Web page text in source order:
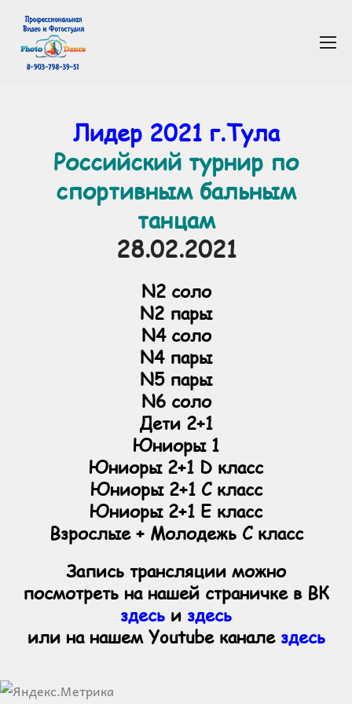
Лидер 2021 г.Тула
Российский турнир по
спортивным бальным
танцам
28.02.2021
N2 соло
N2 пары
N4 соло
N4 пары
N5 пары
N6 соло
Дети 2+1
Юниоры 1
Юниоры 2+1 D класс
Юниоры 2+1 С класс
Юниоры 2+1 Е класс
Взрослые + Молодежь С класс
Запись трансляции можно
здесь и здесь
или на нашем Youtube канале здесь